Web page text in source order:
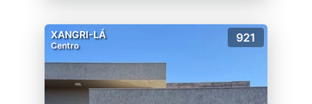
XANGRI-LÁ
Centro
921